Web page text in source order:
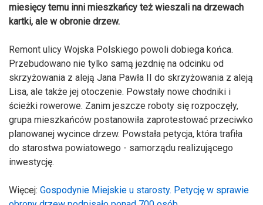
miesięcy temu inni mieszkańcy też wieszali na drzewach
kartki, ale w obronie drzew.
Remont ulicy Wojska Polskiego powoli dobiega końca.
Przebudowano nie tylko samą jezdnię na odcinku od
skrzyżowania z aleją Jana Pawła II do skrzyżowania z aleją
Lisa, ale także jej otoczenie. Powstały nowe chodniki i
ścieżki rowerowe. Zanim jeszcze roboty się rozpoczęły,
grupa mieszkańców postanowiła zaprotestować przeciwko
planowanej wycince drzew. Powstała petycja, która trafiła
do starostwa powiatowego - samorządu realizującego
inwestycję.
Więcej: Gospodynie Miejskie u starosty. Petycję w sprawie